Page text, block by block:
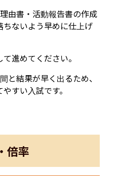
由書・活動報告書の作成
ないよう早めに仕上げ
進めてください。
と結果が早く出るため、
すい入試です。
倍率